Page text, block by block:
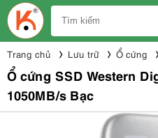
Trang chủ Lưu trữ Ổ cứng
Ổ cứng SSD Western
1050MB/s Bạc